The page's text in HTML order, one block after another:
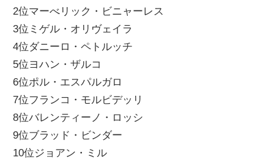
2位マーべリック・ビニャーレス
3位ミゲル・オリヴェイラ
4位ダニーロ・ペトルッチ
5位ヨハン・ザルコ
6位ポル・エスパルガロ
7位フランコ・モルビデッリ
8位バレンティーノ・ロッシ
9位ブラッド・ビンダー
10位ジョアン・ミル